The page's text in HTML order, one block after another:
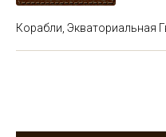
Корабли, Экваториальная